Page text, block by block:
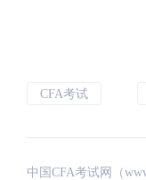
CFA考试
中国CFA考试网（